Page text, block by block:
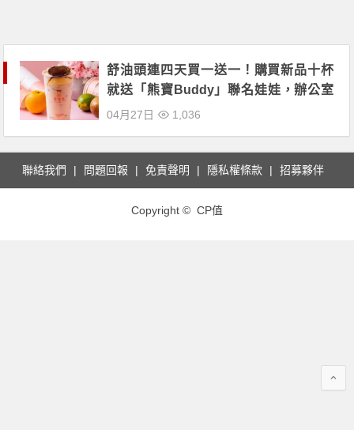
舒油頭連四天買一送一！購買新品十杯
就送「熊寶Buddy」聯名娃娃，辦公室
下午茶訂起來！
04月27日 1,036
聯絡我們 問題回報 免責聲明 隱私權條款 招募夥伴
Copyright © CP值